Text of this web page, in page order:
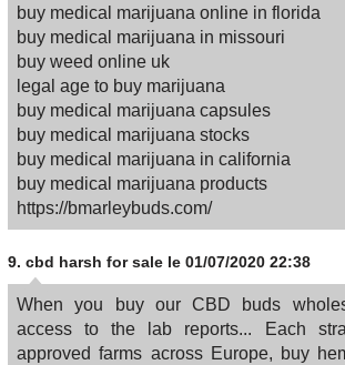
buy medical marijuana online in florida
buy medical marijuana in missouri
buy weed online uk
legal age to buy marijuana
buy medical marijuana capsules
buy medical marijuana stocks
buy medical marijuana in california
buy medical marijuana products
https://bmarleybuds.com/
9. cbd harsh for sale le 01/07/2020 22:38
When you buy our CBD buds
access to the lab reports... Each
approved farms across Europe, buy